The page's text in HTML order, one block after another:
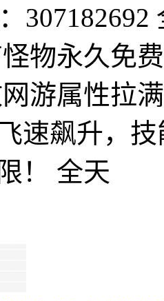
物永久免
游属性拉
速飙升，
！ 全天